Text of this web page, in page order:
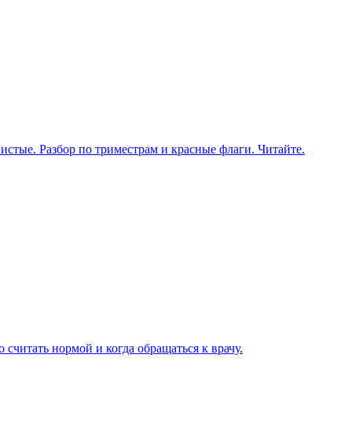
Разбор по триместрам и красные флаги. Читайте.
нормой и когда обращаться к врачу.